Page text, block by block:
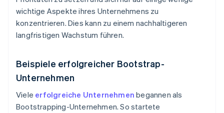
wichtige Aspekte ihres Unternehmens zu
konzentrieren. Dies kann zu einem nachhaltigeren
langfristigen Wachstum führen.
Beispiele erfolgreicher Bootstrap-
Unternehmen
Viele erfolgreiche Unternehmen begannen als
Bootstrapping-Unternehmen. So startete